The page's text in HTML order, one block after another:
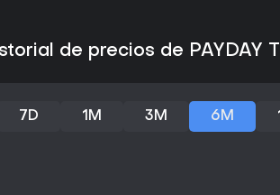
de precios de PAYDAY
7D 1M 3M 6M